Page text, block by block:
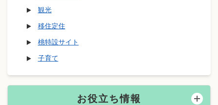
観光
移住定住
桃特設サイト
子育て
お役立ち情報